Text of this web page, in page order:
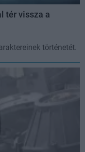
tér vissza a
történetét.